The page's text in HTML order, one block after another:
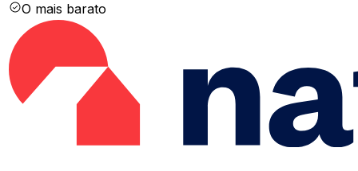
O mais barato